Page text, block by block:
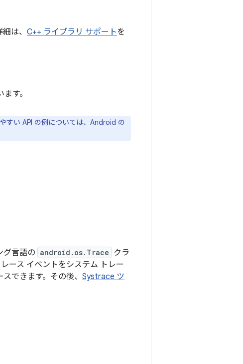
は、 C++ ライブラリ サポートを
す。
すい API の例については、Android の
グ言語の android.os.Trace
クラ
ース イベントをシステム トレー
できます。その後、 Systrace ツ